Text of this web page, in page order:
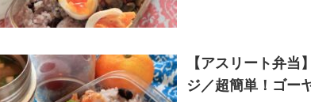
【アスリート弁
ジ／超簡単！ゴー